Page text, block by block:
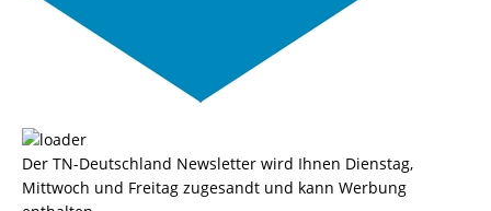
Der TN-Deutschland Newsletter wird Ihnen Dienstag,
Mittwoch und Freitag zugesandt und kann Werbung